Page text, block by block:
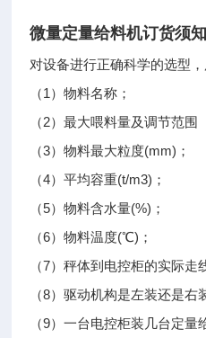
微量定量给料机订货须知
对设备进行正确科学的选型
（1）物料名称；
（2）最大喂料量及调节范围
（3）物料最大粒度(mm)；
（4）平均容重(t/m3)；
（5）物料含水量(%)；
（6）物料温度(℃)；
（7）秤体到电控柜的实际走
（8）驱动机构是左装还是右
（9）一台电控柜装几台定量